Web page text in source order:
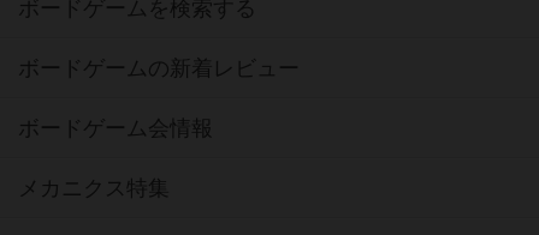
ボードゲームを検索する
ボードゲームの新着レビュー
ボードゲーム会情報
メカニクス特集